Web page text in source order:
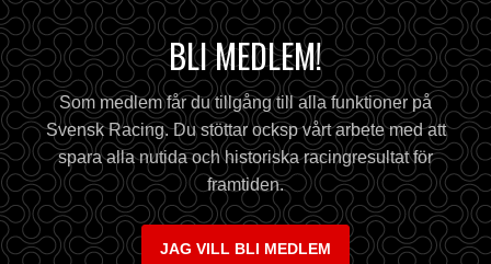
BLI MEDLEM!
Som medlem får du tillgång till alla funktioner på
Svensk Racing. Du stöttar ocksp vårt arbete med att
spara alla nutida och historiska racingresultat för
framtiden.
JAG VILL BLI MEDLEM